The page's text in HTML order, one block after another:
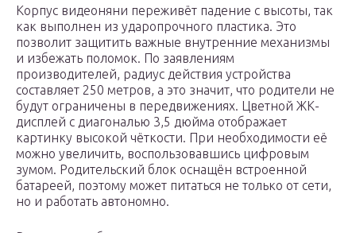
Корпус видеоняни переживёт падение с высоты, так
как выполнен из ударопрочного пластика. Это
позволит защитить важные внутренние механизмы
и избежать поломок. По заявлениям
производителей, радиус действия устройства
составляет 250 метров, а это значит, что родители не
будут ограничены в передвижениях. Цветной ЖК-
дисплей с диагональю 3,5 дюйма отображает
картинку высокой чёткости. При необходимости её
можно увеличить, воспользовавшись цифровым
зумом. Родительский блок оснащён встроенной
батареей, поэтому может питаться не только от сети,
но и работать автономно.